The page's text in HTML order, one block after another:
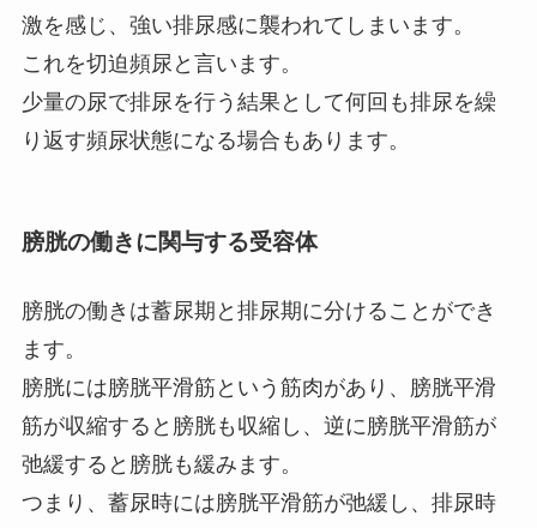
激を感じ、強い排尿感に襲われてしまいます。
これを切迫頻尿と言います。
少量の尿で排尿を行う結果として何回も排尿を繰
り返す頻尿状態になる場合もあります。
膀胱の働きに関与する受容体
膀胱の働きは蓄尿期と排尿期に分けることができ
ます。
膀胱には膀胱平滑筋という筋肉があり、膀胱平滑
筋が収縮すると膀胱も収縮し、逆に膀胱平滑筋が
弛緩すると膀胱も緩みます。
つまり、蓄尿時には膀胱平滑筋が弛緩し、排尿時